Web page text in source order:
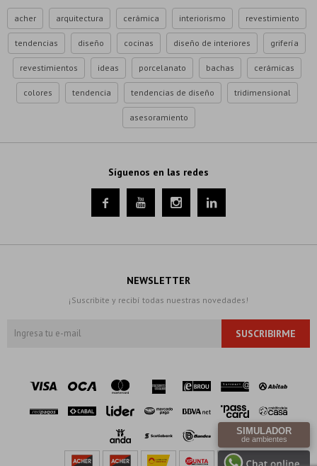
acher arquitectura cerámica interiorismo revestimiento
tendencias diseño cocinas diseño de interiores grifería
revestimientos ideas porcelanato bachas cerámicas
colores tendencia tendencias de diseño tridimensional
asesoramiento
Síguenos en las redes
   
NEWSLETTER
¡Suscribite y recibí todas nuestras novedades!
SUSCRIBIRME
SIMULADOR
de ambientes